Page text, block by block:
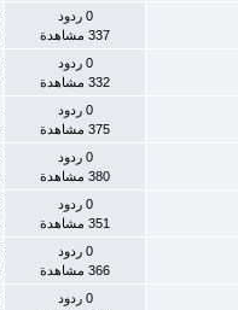
0 ردود
337 مشاهدة
0 ردود
332 مشاهدة
0 ردود
375 مشاهدة
0 ردود
380 مشاهدة
0 ردود
351 مشاهدة
0 ردود
366 مشاهدة
0 ردود